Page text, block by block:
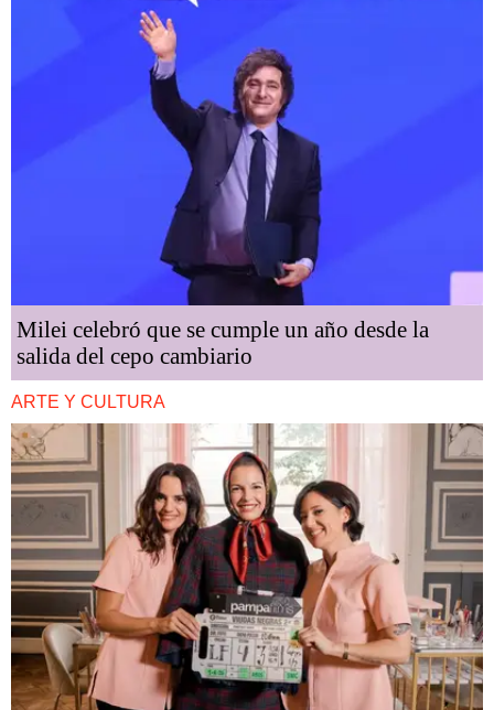
Milei celebró que se cumple un año desde la
salida del cepo cambiario
ARTE Y CULTURA